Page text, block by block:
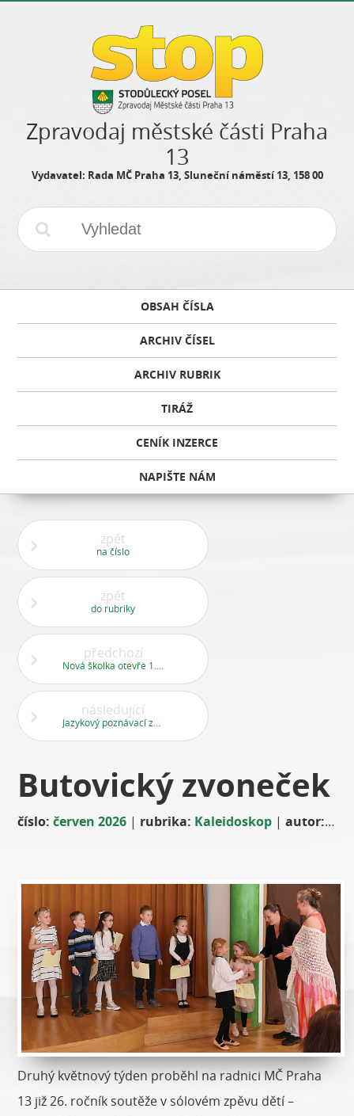
Zpravodaj městské části Praha
13
Vydavatel: Rada MČ Praha 13, Sluneční náměstí 13, 158 00
OBSAH ČÍSLA
ARCHIV ČÍSEL
ARCHIV RUBRIK
TIRÁŽ
CENÍK INZERCE
NAPIŠTE NÁM
zpět
na číslo
zpět
do rubriky
předchozí
následující
Butovický zvoneček
číslo: červen 2026 | rubrika: Kaleidoskop |autor:-
Druhý květnový týden proběhl na radnici MČ Praha
13 již 26. ročník soutěže v sólovém zpěvu dětí –